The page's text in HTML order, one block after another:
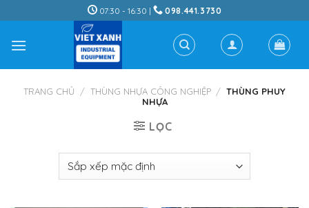
to
content
07:30 - 16:30 | 098.441.3730
TRANG CHỦ / THÙNG NHỰA CÔNG NGHIỆP / THÙNG PHUY
NHỰA
LỌC